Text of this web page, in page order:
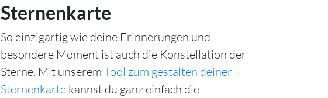
Sternenkarte
So einzigartig wie deine Erinnerungen und
besondere Moment ist auch die Konstellation der
Sterne. Mit unserem Tool zum gestalten deiner
Sternenkarte kannst du ganz einfach die